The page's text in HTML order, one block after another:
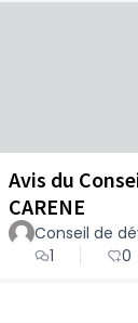
Avis du
CARENE
Conseil de
1
0